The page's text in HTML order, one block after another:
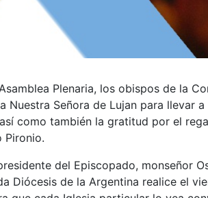
Plenaria, los obispos de la
Nuestra Señora de Lujan para llevar
como también la gratitud por el
Pironio.
del Episcopado, monseñor
Diócesis de la Argentina realice el